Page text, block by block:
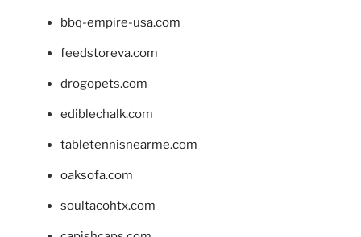
bbq-empire-usa.com
feedstoreva.com
drogopets.com
ediblechalk.com
tabletennisnearme.com
oaksofa.com
soultacohtx.com